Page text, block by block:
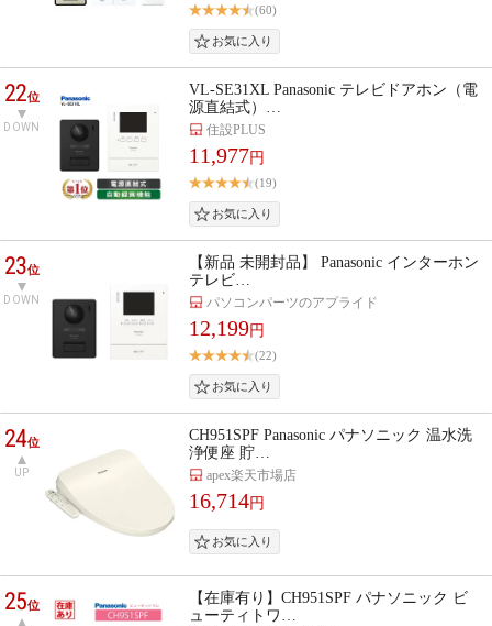
(60)
22位
DOWN
VL-SE31XL Panasonic テレビドアホン（電
源直結式）…
住設PLUS
11,977円
(19)
23位
DOWN
【新品 未開封品】 Panasonic インターホン
テレビ…
パソコンパーツのアプライド
12,199円
(22)
24位
UP
CH951SPF Panasonic パナソニック 温水洗
浄便座 貯…
apex楽天市場店
16,714円
25位
【在庫有り】CH951SPF パナソニック ビ
ューティトワ…